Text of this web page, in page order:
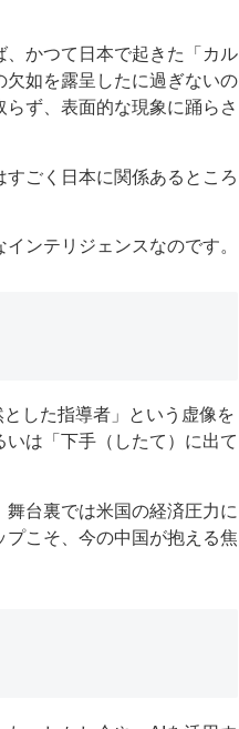
かつて日本で起きた「カル
欠如を露呈したに過ぎないの
ず、表面的な現象に踊らさ
ごく日本に関係あるところ
ンテリジェンスなのです。
した指導者」という虚像を
は「下手（したて）に出て
台裏では米国の経済圧力に
こそ、今の中国が抱える焦